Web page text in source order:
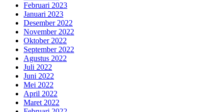
Februari 2023
Januari 2023
Desember 2022
November 2022
Oktober 2022
September 2022
Agustus 2022
Juli 2022
Juni 2022
Mei 2022
April 2022
Maret 2022